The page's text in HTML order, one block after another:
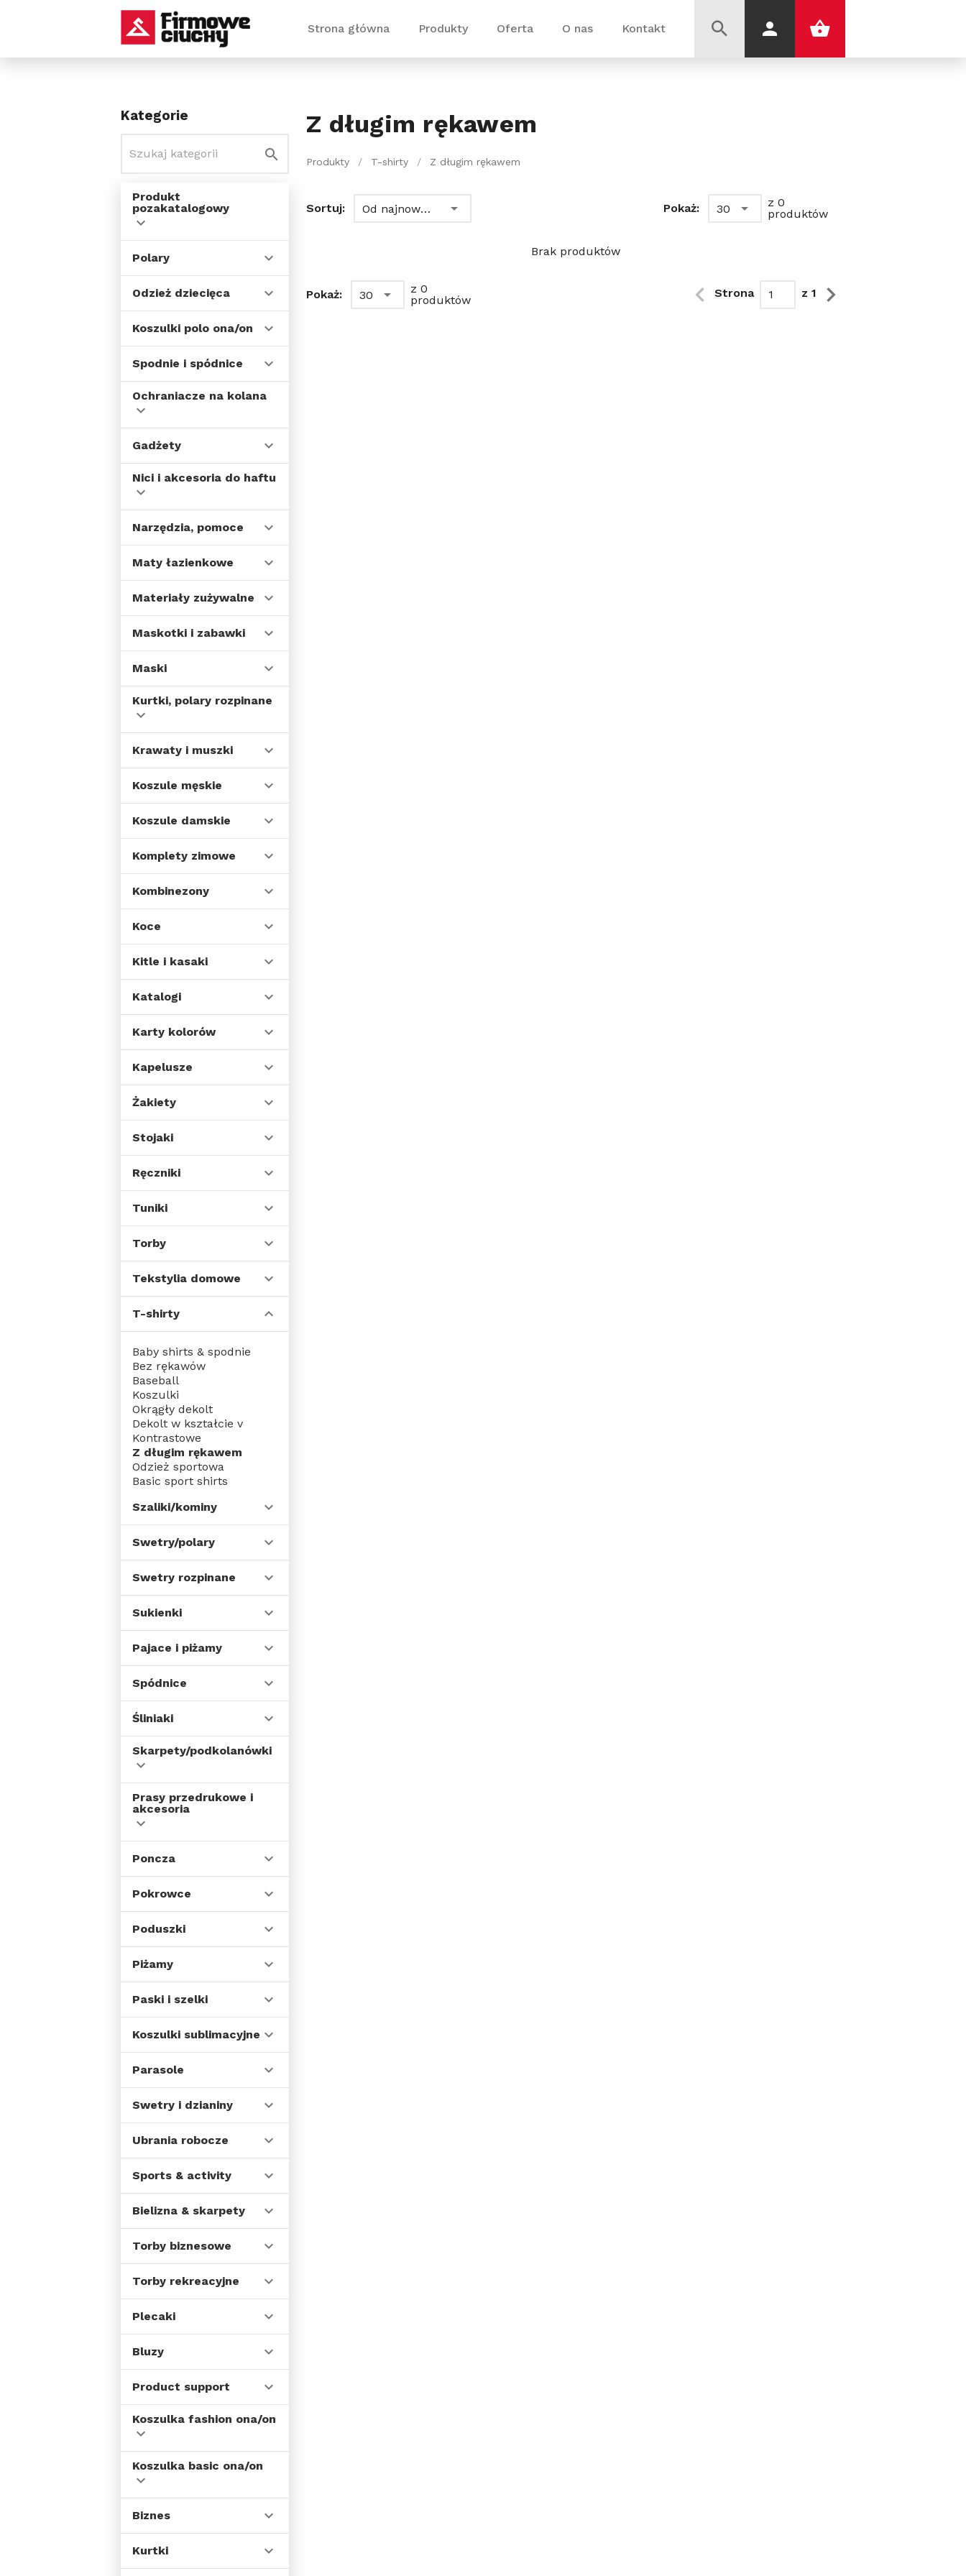
Strona główna Produkty Oferta O nas Kontakt
Kategorie
Produkt
pozakatalogowy
Polary
Odzież dziecięca
Koszulki polo ona/on
Spodnie i spódnice
Ochraniacze na kolana
Gadżety
Nici i akcesoria do haftu
Narzędzia, pomoce
Maty łazienkowe
Materiały zużywalne
Maskotki i zabawki
Maski
Kurtki, polary rozpinane
Krawaty i muszki
Koszule męskie
Koszule damskie
Komplety zimowe
Kombinezony
Koce
Kitle i kasaki
Katalogi
Karty kolorów
Kapelusze
Żakiety
Stojaki
Ręczniki
Tuniki
Torby
Tekstylia domowe
T-shirty
Baby shirts & spodnie
Bez rękawów
Baseball
Koszulki
Okrągły dekolt
Dekolt w kształcie v
Kontrastowe
Z długim rękawem
Odzież sportowa
Basic sport shirts
Just cool
Dzieci odzież sportowa
Topy szkoleniowe
Szeroki dekolt
James & nicholson
Sporty drużynowe
T-shirts sublimacyjne
B&c pro collection
Spiro breathe to
perform
Finden & hales
Basic sweats
Odzież dziecięca
sublimacyjne
Szaliki/kominy
Swetry/polary
Swetry rozpinane
Sukienki
Pajace i piżamy
Spódnice
Śliniaki
Skarpety/podkolanówki
Prasy przedrukowe i
akcesoria
Poncza
Pokrowce
Poduszki
Piżamy
Paski i szelki
Koszulki sublimacyjne
Parasole
Swetry i dzianiny
Ubrania robocze
Sports & activity
Bielizna & skarpety
Torby biznesowe
Torby rekreacyjne
Plecaki
Bluzy
Product support
Koszulka fashion ona/on
Koszulka basic ona/on
Biznes
Kurtki
Z długim rękawem
Produkty / T-shirty / Z długim rękawem
Sortuj: Od najnowszych Pokaż: 30
z 0
produktów
Brak produktów
Pokaż: 30
z 0
produktów
Strona z 1